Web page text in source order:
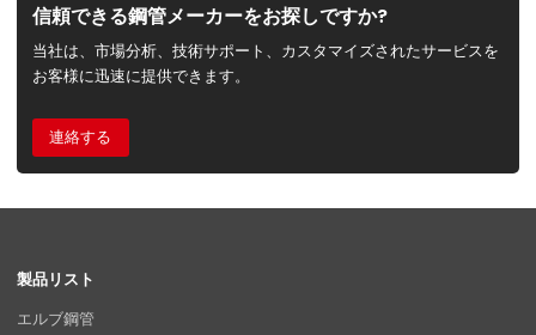
信頼できる鋼管メーカーをお探しですか?
当社は、市場分析、技術サポート、カスタマイズされたサービスを
お客様に迅速に提供できます。
連絡する
製品リスト
エルブ鋼管